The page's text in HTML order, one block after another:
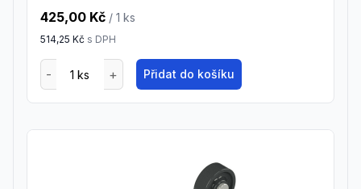
425,00 Kč / 1 ks
514,25 Kč s DPH
Přidat do košíku